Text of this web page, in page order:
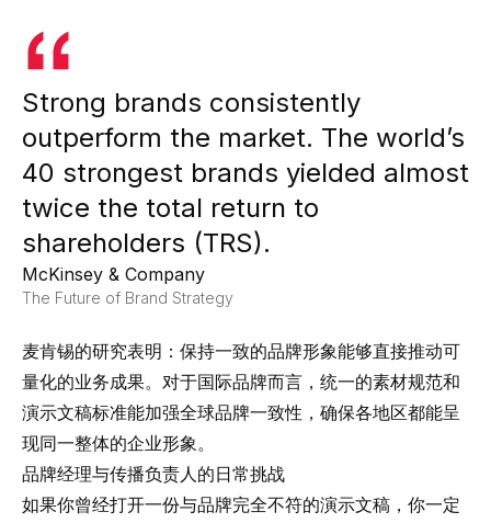
Strong brands consistently
outperform the market. The world’s
40 strongest brands yielded almost
twice the total return to
shareholders (TRS).
McKinsey & Company
The Future of Brand Strategy
麦肯锡的研究表明：保持一致的品牌形象能够直接推动可
量化的业务成果。对于国际品牌而言，统一的素材规范和
演示文稿标准能加强全球品牌一致性，确保各地区都能呈
现同一整体的企业形象。
品牌经理与传播负责人的日常挑战
如果你曾经打开一份与品牌完全不符的演示文稿，你一定